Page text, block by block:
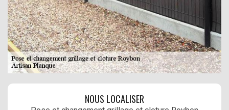
NOUS LOCALISER